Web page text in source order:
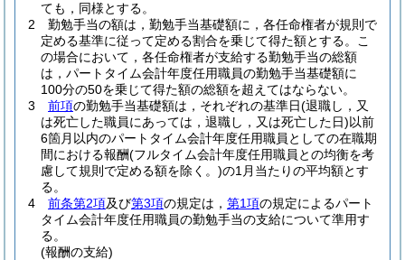
ても，同様とする。
2
勤勉手当の額は，勤勉手当基礎額に，各任命権者が規則で
定める基準に従って定める割合を乗じて得た額とする。
こ
の場合において，各任命権者が支給する勤勉手当の総額
は，パートタイム会計年度任用職員の勤勉手当基礎額に
100分の50を乗じて得た額の総額を超えてはならない。
3
前項の勤勉手当基礎額は，それぞれの基準日(退職し，又
は死亡した職員にあっては，退職し，又は死亡した日)以前
6箇月以内のパートタイム会計年度任用職員としての在職期
間における報酬(フルタイム会計年度任用職員との均衡を考
慮して規則で定める額を除く。)の1月当たりの平均額とす
る。
4
前条第2項及び第3項の規定は， 第1項の規定によるパート
タイム会計年度任用職員の勤勉手当の支給について準用す
る。
(報酬の支給)